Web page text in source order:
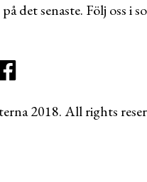
det senaste. Följ oss i
2018. All rights